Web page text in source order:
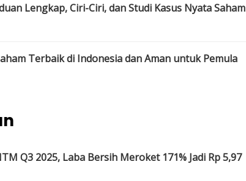
Lengkap, Ciri-Ciri, dan Studi Kasus Nyata Saham
Terbaik di Indonesia dan Aman untuk Pemula
Q3 2025, Laba Bersih Meroket 171% Jadi Rp 5,97